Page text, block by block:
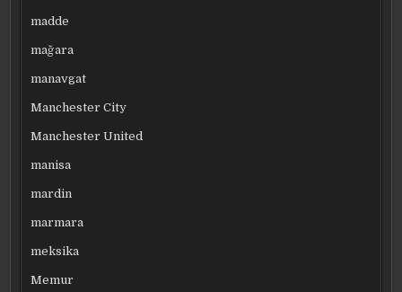
madde
mağara
manavgat
Manchester City
Manchester United
manisa
mardin
marmara
meksika
Memur